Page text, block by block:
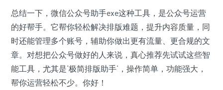
总结一下，微信公众号助手exe这种工具，是公众号运营
的好帮手。它帮你轻松解决排版难题，提升内容质量，同
时还能管理多个账号，辅助你做出更有流量、更合规的文
章。对想把公众号做好的人来说，真心推荐先试试这些智
能工具，尤其是‘极简排版助手’，操作简单，功能强大，
帮你运营轻松不少。你好！